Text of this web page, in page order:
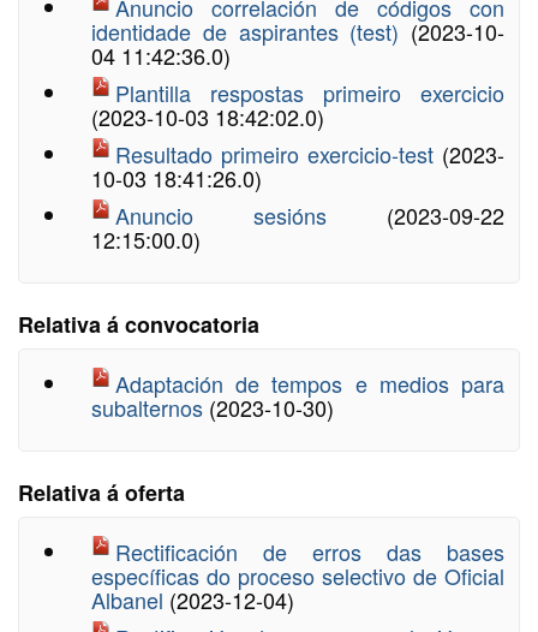
Anuncio correlación de códigos con
identidade de aspirantes (test) (2023-10-
04 11:42:36.0)
Plantilla respostas primeiro exercicio
(2023-10-03 18:42:02.0)
Resultado primeiro exercicio-test (2023-
10-03 18:41:26.0)
Anuncio sesións (2023-09-22
12:15:00.0)
Relativa á convocatoria
Adaptación de tempos e medios para
subalternos (2023-10-30)
Relativa á oferta
Rectificación de erros das bases
específicas do proceso selectivo de Oficial
Albanel (2023-12-04)